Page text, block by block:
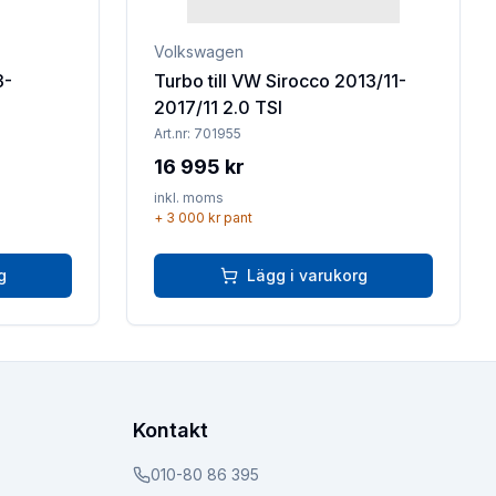
Volkswagen
Turbo till VW Sirocco 2013/11-
2017/11 2.0 TSI
Art.nr: 701955
16 995 kr
inkl. moms
+ 3 000 krpant
Lägg i varukorg
Kontakt
010-80 86 395